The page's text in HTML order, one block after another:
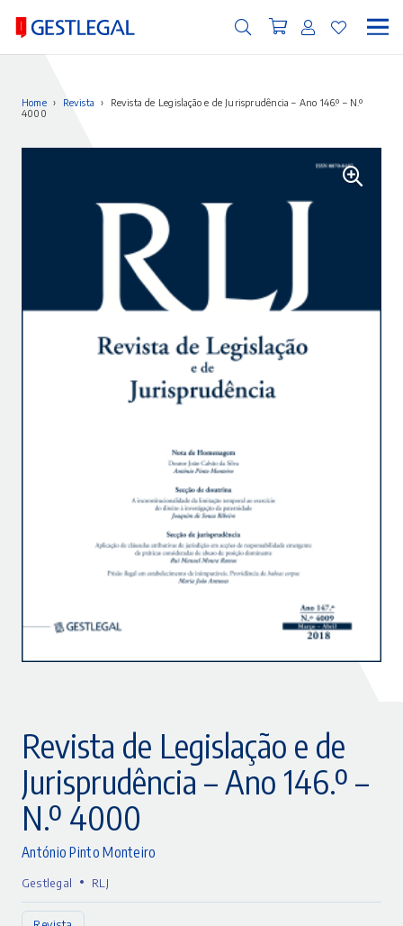
Home › Revista ›
Revista de Legislação e de Jurisprudência – Ano 146.º – N.º
4000
Revista de Legislação e de
Jurisprudência – Ano 146.º –
N.º 4000
António Pinto Monteiro
Gestlegal • RLJ